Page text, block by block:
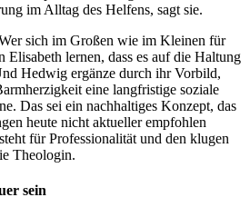
im Alltag des Helfens, sagt sie.
sich im Großen wie im Kleinen für
Elisabeth lernen, dass es auf die Haltung
Hedwig ergänze durch ihr Vorbild,
eine langfristige soziale
Das sei ein nachhaltiges Konzept, das
heute nicht aktueller empfohlen
für Professionalität und den klugen
Theologin.
sein